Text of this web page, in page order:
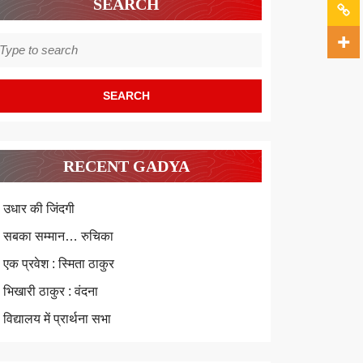
SEARCH
RECENT GADYA
उधार की जिंदगी
सबका सम्मान… रुचिका
एक प्रवेश : स्मिता ठाकुर
भिखारी ठाकुर : वंदना
विद्यालय में प्रार्थना सभा